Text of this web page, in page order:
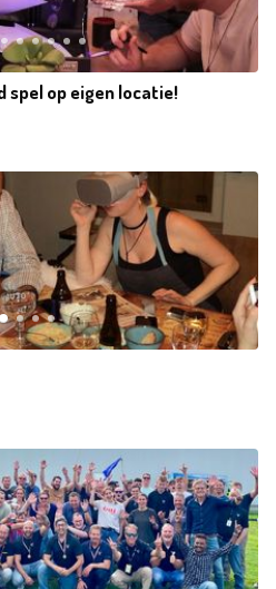
spel op eigen locatie!